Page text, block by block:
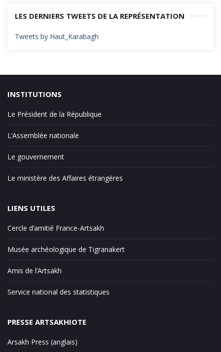
LES DERNIERS TWEETS DE LA REPRÉSENTATION
Tweets by Haut_Karabagh
INSTITUTIONS
Le Président de la République
L’Assemblée nationale
Le gouvernement
Le ministère des Affaires étrangères
LIENS UTILES
Cercle d’amitié France-Artsakh
Musée archéologique de Tigranakert
Amis de l’Artsakh
Service national des statistiques
PRESSE ARTSAKHIOTE
Arsakh Press (anglais)